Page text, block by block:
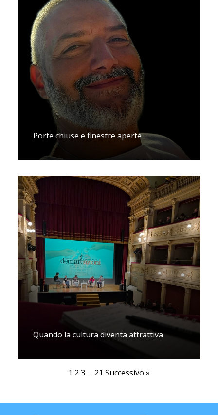
Porte chiuse e finestre aperte
Quando la cultura diventa attrattiva
1 2 3 … 21 Successivo »